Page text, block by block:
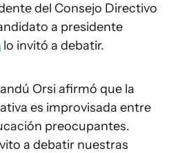
del Consejo Directivo
a presidente
lo invitó a debatir.
Orsi afirmó que la
es improvisada entre
preocupantes.
a debatir nuestras